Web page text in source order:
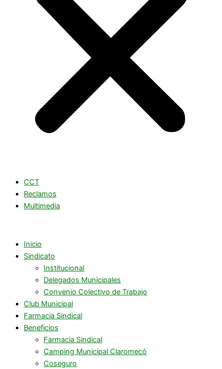
CCT
Reclamos
Multimedia
Inicio
Sindicato
Institucional
Delegados Municipales
Convenio Colectivo de Trabajo
Club Municipal
Farmacia Sindical
Beneficios
Farmacia Sindical
Camping Municipal Claromecó
Coseguro